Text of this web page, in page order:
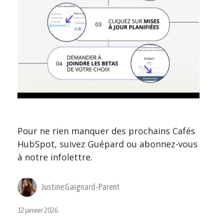
Pour ne rien manquer des prochains Cafés
HubSpot, suivez Guépard ou abonnez-vous
à notre infolettre.
Justine Gaignard-Parent
12 janvier 2026